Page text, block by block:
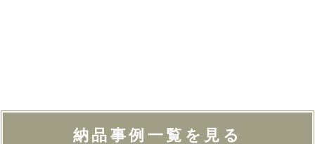
納品事例一覧を見る